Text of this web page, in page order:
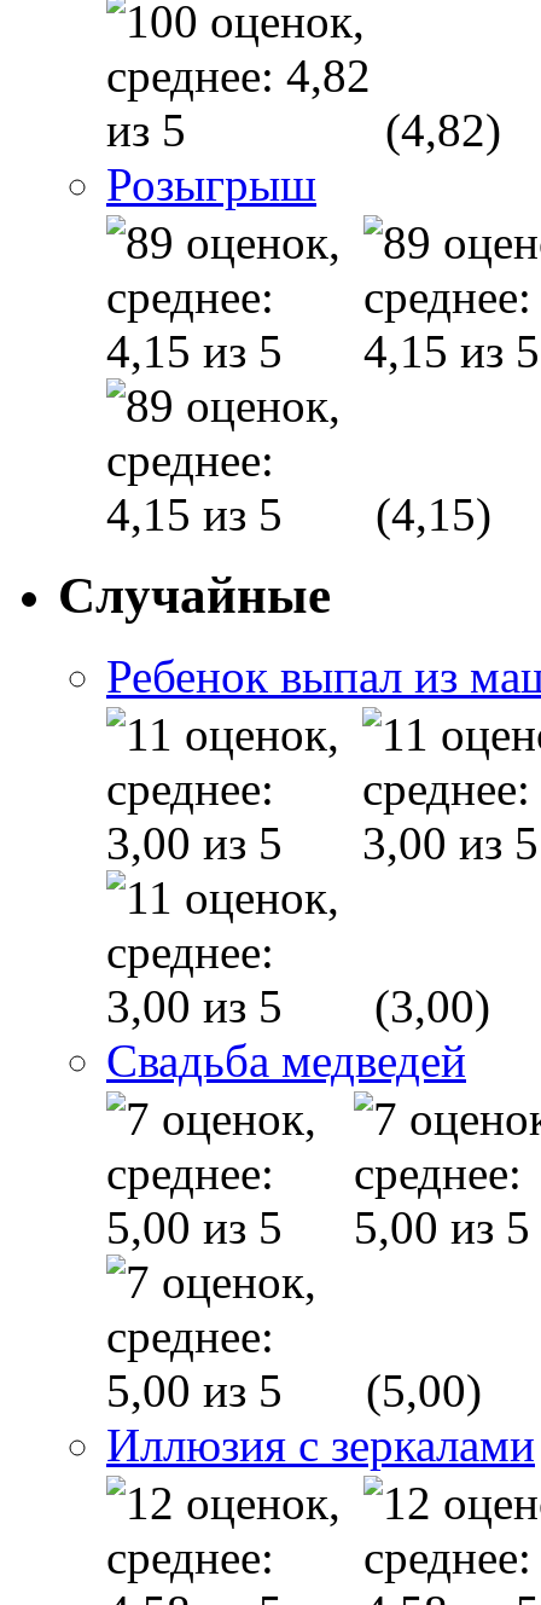
(4,82)
Розыгрыш
(4,15)
Случайные
Ребенок выпал из
(3,00)
Свадьба медведей
(5,00)
Иллюзия с зеркалами